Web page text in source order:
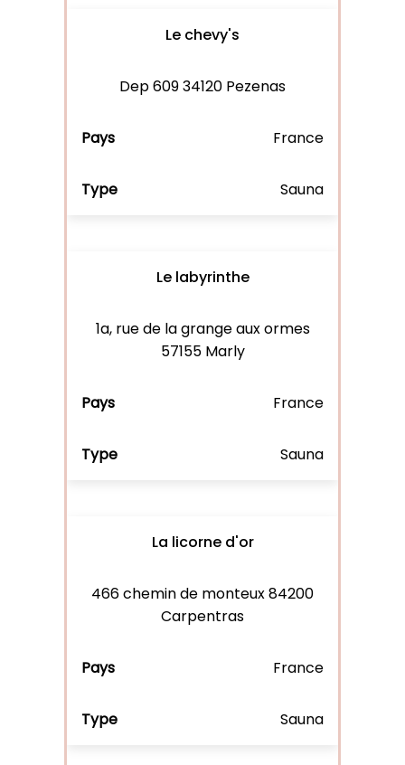
Le chevy's
Dep 609 34120 Pezenas
France
Sauna
Le labyrinthe
1a, rue de la grange aux ormes
57155 Marly
France
Sauna
La licorne d'or
466 chemin de monteux 84200
Carpentras
France
Sauna